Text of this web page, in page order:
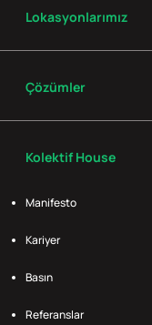
Kolektif House
Manifesto
Kariyer
Basın
Referanslar
Lokasyonlarımız
Çözümler